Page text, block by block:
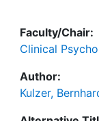
Faculty/Chair:
Clinical
Author:
Kulzer,